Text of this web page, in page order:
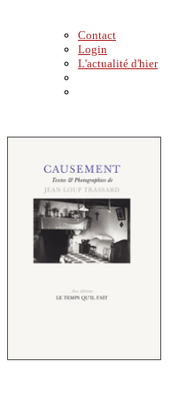
Contact
Login
L'actualité d'hier